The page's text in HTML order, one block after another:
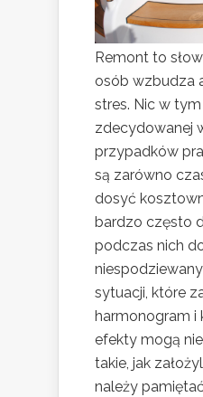
Remont to
osób wzbudza
stres. Nic w
zdecydowanej
przypadków
są zarówno
dosyć
bardzo często
podczas nich
sytuacji, które
harmonogram i
efekty mogą
takie, jak
należy